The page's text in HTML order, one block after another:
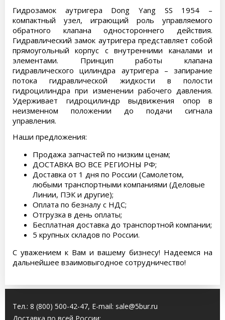
Гидрозамок аутригера Dong Yang SS 1954 –
компактный узел, играющий роль управляемого
обратного клапана одностороннего действия.
Гидравлический замок аутригера представляет собой
прямоугольный корпус с внутренними каналами и
элементами. Принцип работы клапана
гидравлического цилиндра аутригера – запирание
потока гидравлической жидкости в полости
гидроцилиндра при изменении рабочего давления.
Удерживает гидроцилиндр выдвижения опор в
неизменном положении до подачи сигнала
управления.
Наши предложения:
Продажа запчастей по низким ценам;
ДОСТАВКА ВО ВСЕ РЕГИОНЫ РФ;
Доставка от 1 дня по России (Самолетом,
любыми транспортными компаниями (Деловые
Линии, ПЭК и другие);
Оплата по безналу с НДС;
Отгрузка в день оплаты;
Бесплатная доставка до транспортной компании;
5 крупных складов по России.
С уважением к Вам и вашему бизнесу! Надеемся на
дальнейшее взаимовыгодное сотрудничество!
Тел.: 8 (800) 500-42-47, E-mail: sale@5bur.ru